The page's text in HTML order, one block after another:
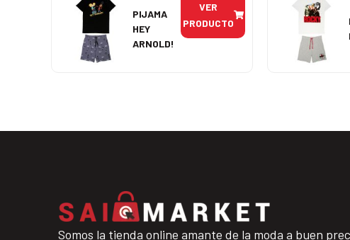
PIJAMA
HEY
ARNOLD!
VER
PRODUCTO
Somos la tienda online amante de la moda a buen